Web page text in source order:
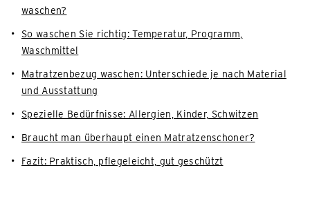
waschen?
So waschen Sie richtig: Temperatur, Programm,
Waschmittel
Matratzenbezug waschen: Unterschiede je nach Material
und Ausstattung
Spezielle Bedürfnisse: Allergien, Kinder, Schwitzen
Braucht man überhaupt einen Matratzenschoner?
Fazit: Praktisch, pflegeleicht, gut geschützt